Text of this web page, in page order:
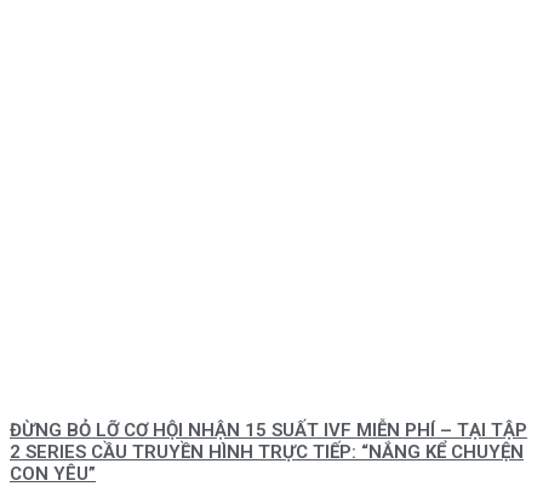
ĐỪNG BỎ LỠ CƠ HỘI NHẬN 15 SUẤT IVF MIỄN PHÍ – TẠI TẬP
2 SERIES CẦU TRUYỀN HÌNH TRỰC TIẾP: “NẮNG KỂ CHUYỆN
CON YÊU”